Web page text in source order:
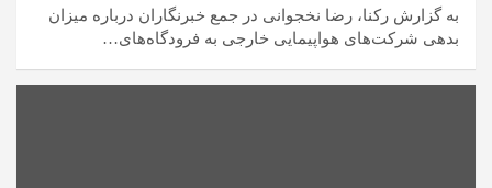
به گزارش رکنا، رضا نخجوانی در جمع خبرنگاران درباره میزان
بدهی شرکت‌های هواپیمایی خارجی به فرودگاه‌های…